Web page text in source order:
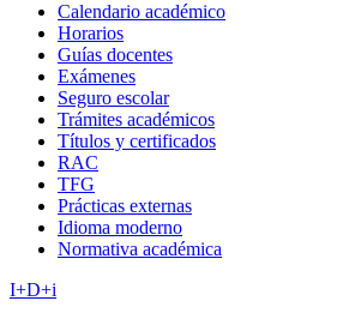
Calendario académico
Horarios
Guías docentes
Exámenes
Seguro escolar
Trámites académicos
Títulos y certificados
RAC
TFG
Prácticas externas
Idioma moderno
Normativa académica
I+D+i